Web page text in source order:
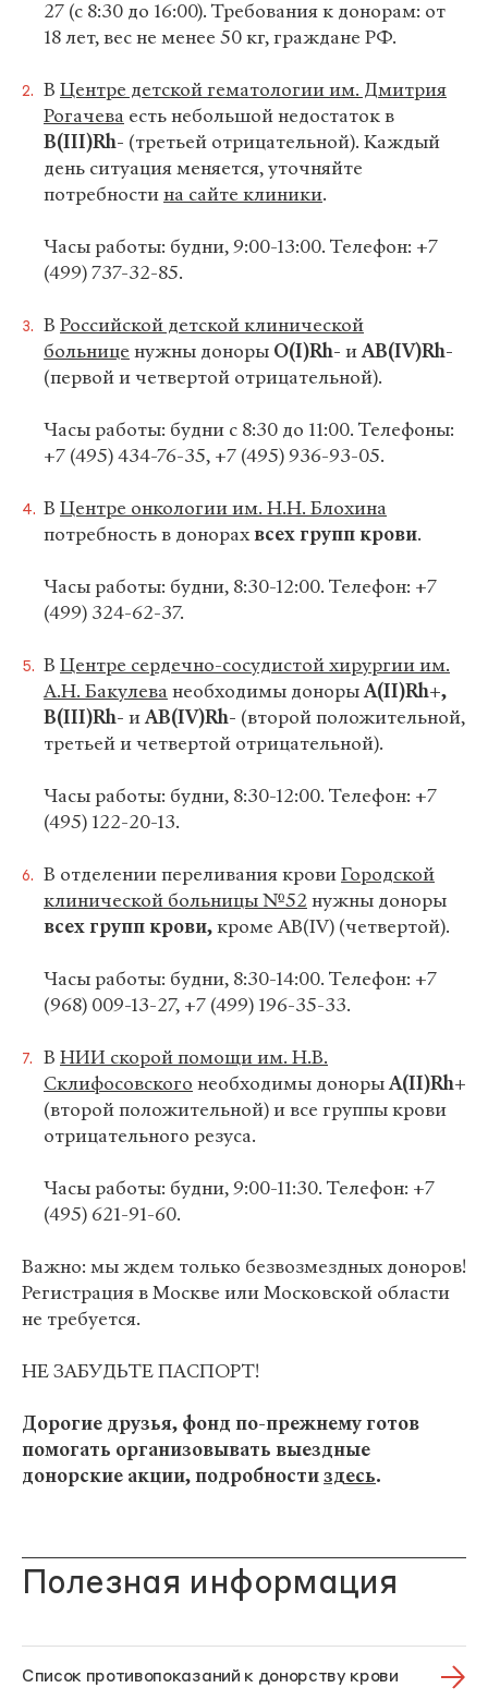
27 (с 8:30 до 16:00). Требования к донорам: от
18 лет, вес не менее 50 кг, граждане РФ.
В Центре детской гематологии им. Дмитрия
Рогачева есть небольшой недостаток в
B(III)Rh- (третьей отрицательной). Каждый
день ситуация меняется, уточняйте
потребностина сайте клиники.
Часы работы: будни, 9:00-13:00. Телефон: +7
(499) 737-32-85.
В Российской детской клинической
больнице нужны доноры О(I)Rh- иAB(IV)Rh-
(первой и четвертой отрицательной).
Часы работы: будни с 8:30 до 11:00. Телефоны:
+7 (495) 434-76-35, +7 (495) 936-93-05.
В Центре онкологии им. Н.Н. Блохина
потребность в донорахвсех групп крови.
Часы работы: будни, 8:30-12:00. Телефон: +7
(499) 324-62-37.
В Центре сердечно-сосудистой хирургии им.
А.Н. Бакулева необходимы донорыА(II)Rh+,
B(III)Rh- иAB(IV)Rh- (второй положительной,
третьей и четвертой отрицательной).
Часы работы: будни, 8:30-12:00. Телефон: +7
(495) 122-20-13.
В отделении переливания кровиГородской
клинической больницы №52 нужны доноры
всех групп крови,кроме AB(IV) (четвертой).
Часы работы: будни, 8:30-14:00. Телефон: +7
(968) 009-13-27, +7 (499) 196-35-33.
В НИИ скорой помощи им. Н.В.
Склифосовского необходимы донорыА(II)Rh+
(второй положительной) и все группы крови
отрицательного резуса.
Часы работы: будни, 9:00-11:30. Телефон: +7
(495) 621-91-60.
Важно: мы ждем только безвозмездных доноров!
Регистрация в Москве или Московской области
не требуется.
НЕ ЗАБУДЬТЕ ПАСПОРТ!
Дорогие друзья, фонд по-прежнему готов
помогать организовывать выездные
донорские акции, подробностиздесь.
Полезная информация
Список противопоказаний к донорству крови